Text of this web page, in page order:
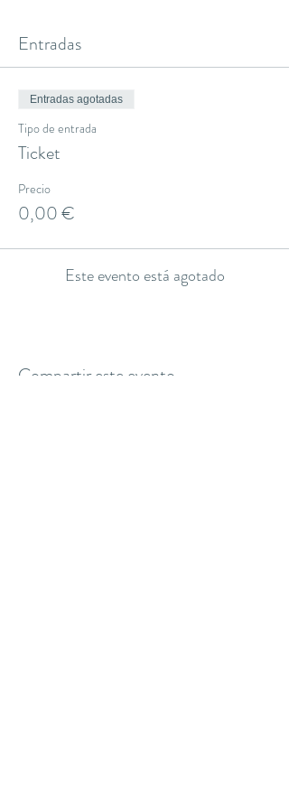
Entradas
Entradas agotadas
Tipo de entrada
Ticket
Precio
0,00 €
Este evento está agotado
Compartir este evento